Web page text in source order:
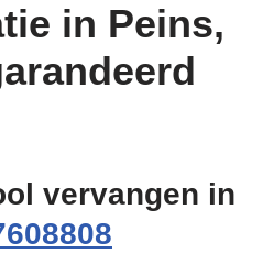
in Peins,
vervangen in